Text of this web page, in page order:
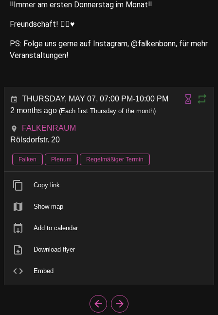
‼️Immer am ersten Donnerstag im Monat‼️
Freundschaft! ✊🏻♥️
PS: Folge uns gerne auf Instagram, @falkenbonn, für mehr
Veranstaltungen!
THURSDAY, MAY 07, 07:00 PM-10:00 PM
2 months ago (Each first Thursday of the month)
FALKENRAUM
Rölsdorfstr. 20
Falken Plenum Regelmäßiger Termin
Copy link
Show map
Add to calendar
Download flyer
Embed